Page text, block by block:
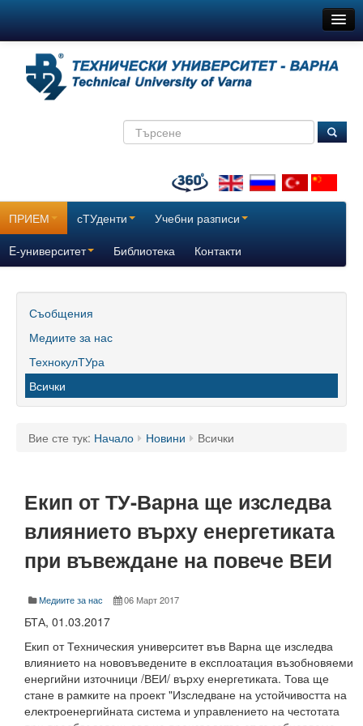
Новини
За нас
Поздравителни адреси
Отчетни доклади за дейността на ТУ – Варна
60 години ТУ - Варна
Програма 60 г.
Успели в науката и бизнеса
Поздравителни адреси
Тържество по случай празника на университета
Мандатна програма
Ректор
Ръководство
Структура
Органи за управление
ПРИЕМ сТУденти
Учебни разписи
E-университет
Библиотека Контакти
Съобщения
Медиите за нас
ТехнокулТУра
Всички
Вие сте тук: Начало Новини Всички
Екип от ТУ-Варна ще изследва
влиянието върху енергетиката
при въвеждане на повече ВЕИ
Медиите за нас 06 Март 2017
БТА, 01.03.2017
Екип от Техническия университет във Варна ще изследва
влиянието на нововъведените в експлоатация възобновяеми
енергийни източници /ВЕИ/ върху енергетиката. Това ще
стане в рамките на проект "Изследване на устойчивостта на
електроенергийната система и управлението на честотата